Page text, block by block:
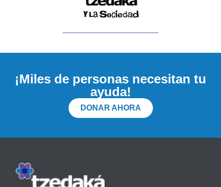
¡Miles de personas necesitan tu
ayuda!
DONAR AHORA